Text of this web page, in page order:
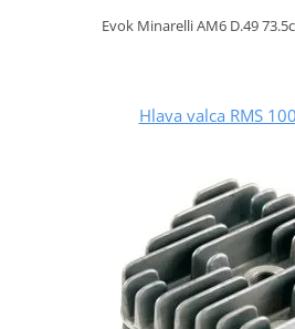
Evok Minarelli AM6 D.49
Hlava valca RMS